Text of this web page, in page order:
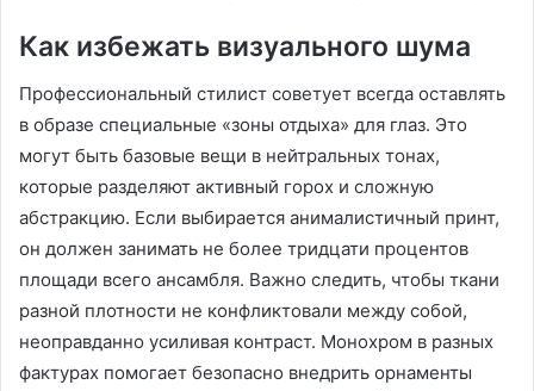
Как избежать визуального шума
Профессиональный стилист советует всегда оставлять
в образе специальные «зоны отдыха» для глаз. Это
могут быть базовые вещи в нейтральных тонах,
которые разделяют активный горох и сложную
абстракцию. Если выбирается анималистичный принт,
он должен занимать не более тридцати процентов
площади всего ансамбля. Важно следить, чтобы ткани
разной плотности не конфликтовали между собой,
неоправданно усиливая контраст. Монохром в разных
фактурах помогает безопасно внедрить орнаменты